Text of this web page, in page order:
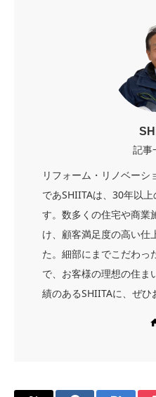
記事
リフォーム・リノベー
であSHIITAは、30年以
す。数多くの住宅や商業
け、顧客満足度の高い仕
た。細部にまでこだわっ
で、お客様の理想の住ま
績のあるSHIITAに、ぜひ